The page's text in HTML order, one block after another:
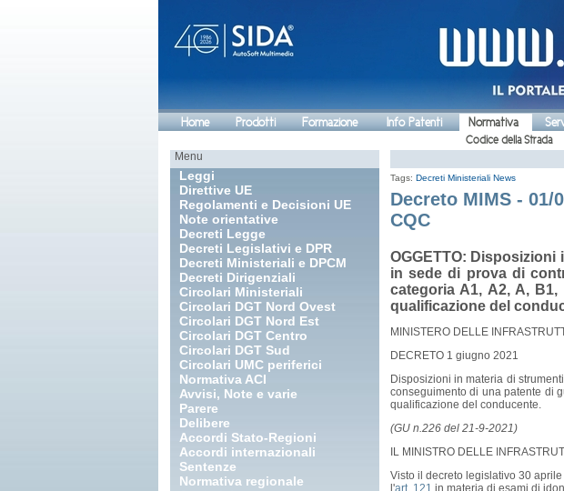
Home Prodotti Formazione Info Patenti Normativa
Codice della Strada
Menu
Leggi
Direttive UE
Regolamenti e Decisioni UE
Note orientative
Decreti Legge
Decreti Legislativi e DPR
Decreti Ministeriali e DPCM
Decreti Dirigenziali
Circolari Ministeriali
Circolari DGT Nord Ovest
Circolari DGT Nord Est
Circolari DGT Centro
Circolari DGT Sud
Circolari UMC periferici
Normativa ACI
Avvisi, Note e varie
Parere
Delibere
Accordi Stato-Regioni
Accordi internazionali
Sentenze
Normativa regionale
Tags: Decreti Ministeriali News
Decreto MIMS - 01/
CQC
OGGETTO:
in sede di prova di
categoria A1, A2, A,
qualificazione del
MINISTERO DELLE
DECRETO 1 giugno 2021
Disposizioni in materia di
conseguimento di una patente di
qualificazione del conducente.
(GU n.226 del 21-9-2021)
IL MINISTRO DELLE
Visto il decreto legislativo 30